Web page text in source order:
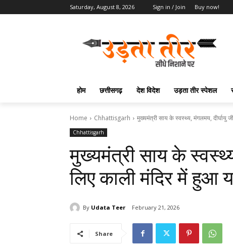
Saturday, August 8, 2026 Sign in / Join Buy now!
होम छत्तीसगढ़ देश विदेश उड़ता तीर स्पेशल
Home Chhattisgarh मुख्यमंत्री साय के स्वस्थ्य, मंगलमय, दीर्घायु
Chhattisgarh
मुख्यमंत्री साय के
लिए काली मंदिर में हुआ
By Udata Teer February 21, 2026
Share